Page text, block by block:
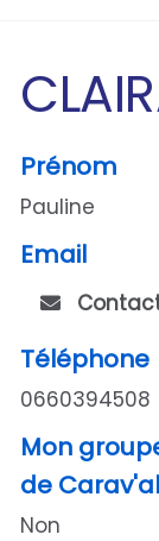
Prénom
Pauline
Email
Téléphone
0660394508
Mon
de
Non